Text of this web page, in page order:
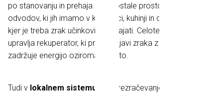
po stanovanju in prehaja skozi ostale prostore do
odvodov, ki jih imamo v kopalnici, kuhinji in drugih prostorih,
kjer je treba zrak učinkovito odvajati. Celoten pretok pa
upravlja rekuperator, ki pri izmenjavi zraka z okoljem
zadržuje energijo oziroma toploto.
Tudi v lokalnem sistemu
ima prezračevanje s pomočjo